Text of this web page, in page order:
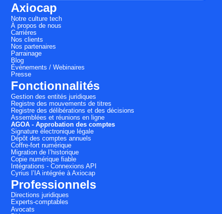
Axiocap
Notre culture tech
À propos de nous
Carrières
Nos clients
Nos partenaires
Parrainage
Blog
Évènements / Webinaires
Presse
Fonctionnalités
Gestion des entités juridiques
Registre des mouvements de titres
Registre des délibérations et des décisions
Assemblées et réunions en ligne
AGOA - Approbation des comptes
Signature électronique légale
Dépôt des comptes annuels
Coffre-fort numérique
Migration de l’historique
Copie numérique fiable
Intégrations - Connexions API
Cyrius l’IA intégrée à Axiocap
Professionnels
Directions juridiques
Experts-comptables
Avocats